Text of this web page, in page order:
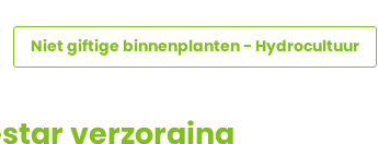
Niet giftige binnenplanten - Hydrocultuur
verzorging